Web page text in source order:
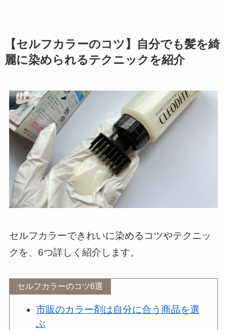
【セルフカラーのコツ】自分でも髪を綺
麗に染められるテクニックを紹介
セルフカラーできれいに染めるコツやテクニッ
クを、6つ詳しく紹介します。
セルフカラーのコツ6選
市販のカラー剤は自分に合う商品を選
ぶ